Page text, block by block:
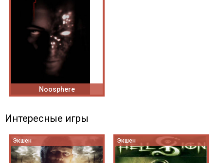
Noosphere
Интересные игры
Экшен Экшен